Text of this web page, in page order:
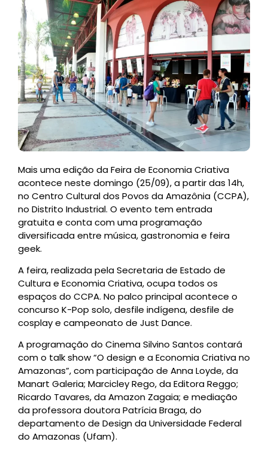
Mais uma edição da Feira de Economia Criativa
acontece neste domingo (25/09), a partir das 14h,
no Centro Cultural dos Povos da Amazônia (CCPA),
no Distrito Industrial. O evento tem entrada
gratuita e conta com uma programação
diversificada entre música, gastronomia e feira
geek.
A feira, realizada pela Secretaria de Estado de
Cultura e Economia Criativa, ocupa todos os
espaços do CCPA. No palco principal acontece o
concurso K-Pop solo, desfile indígena, desfile de
cosplay e campeonato de Just Dance.
A programação do Cinema Silvino Santos contará
com o talk show “O design e a Economia Criativa no
Amazonas”, com participação de Anna Loyde, da
Manart Galeria; Marcicley Rego, da Editora Reggo;
Ricardo Tavares, da Amazon Zagaia; e mediação
da professora doutora Patrícia Braga, do
departamento de Design da Universidade Federal
do Amazonas (Ufam).